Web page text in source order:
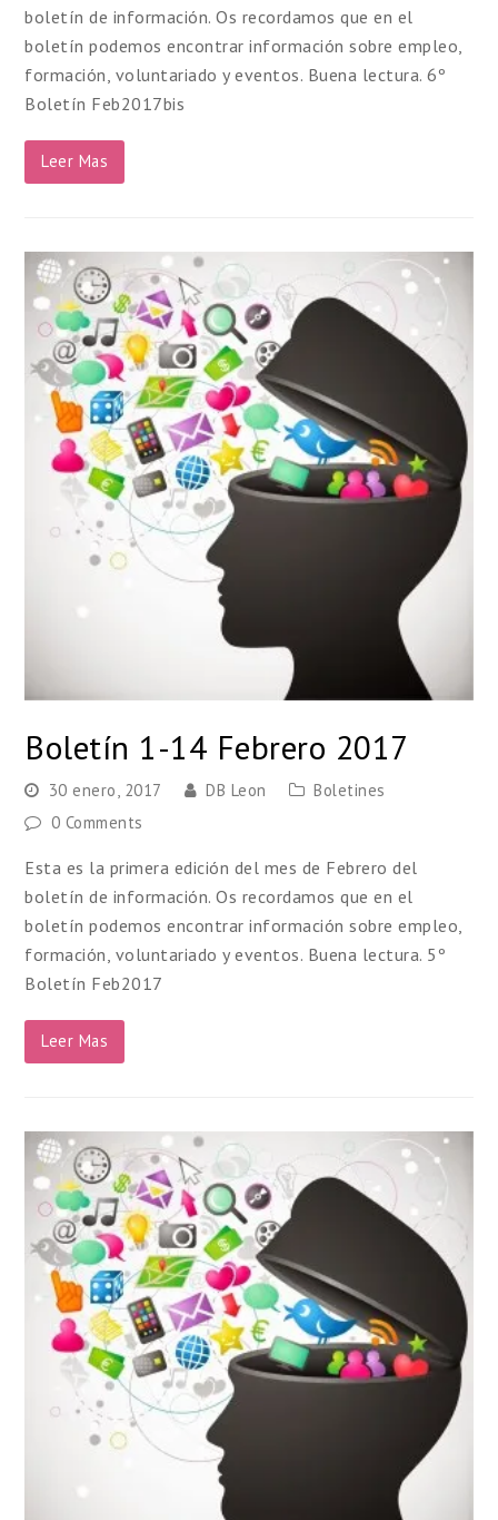
boletín de información. Os recordamos que en el
boletín podemos encontrar información sobre empleo,
formación, voluntariado y eventos. Buena lectura. 6º
Boletín Feb2017bis
Leer Mas
Boletín 1-14 Febrero 2017
30 enero, 2017 DB Leon
Boletines
0 Comments
Esta es la primera edición del mes de Febrero del
boletín de información. Os recordamos que en el
boletín podemos encontrar información sobre empleo,
formación, voluntariado y eventos. Buena lectura. 5º
Boletín Feb2017
Leer Mas